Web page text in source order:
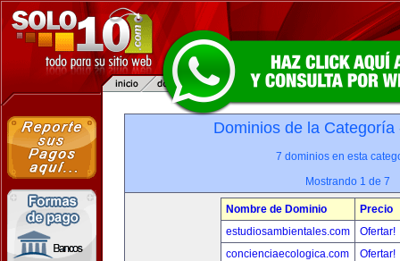
Dominios de la
7 dominios en esta
Mostrando 1 de 7
Nombre de Dominio
Precio
estudiosambientales.com
Ofertar!
concienciaecologica.com
Ofertar!